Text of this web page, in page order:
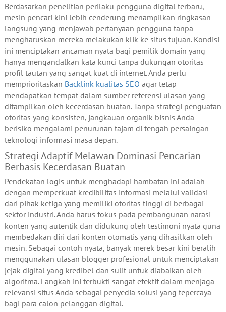
Berdasarkan penelitian perilaku pengguna digital terbaru,
mesin pencari kini lebih cenderung menampilkan ringkasan
langsung yang menjawab pertanyaan pengguna tanpa
mengharuskan mereka melakukan klik ke situs tujuan. Kondisi
ini menciptakan ancaman nyata bagi pemilik domain yang
hanya mengandalkan kata kunci tanpa dukungan otoritas
profil tautan yang sangat kuat di internet. Anda perlu
memprioritaskan Backlink kualitas SEO agar tetap
mendapatkan tempat dalam sumber referensi ulasan yang
ditampilkan oleh kecerdasan buatan. Tanpa strategi penguatan
otoritas yang konsisten, jangkauan organik bisnis Anda
berisiko mengalami penurunan tajam di tengah persaingan
teknologi informasi masa depan.
Strategi Adaptif Melawan Dominasi Pencarian
Berbasis Kecerdasan Buatan
Pendekatan logis untuk menghadapi hambatan ini adalah
dengan memperkuat kredibilitas informasi melalui validasi
dari pihak ketiga yang memiliki otoritas tinggi di berbagai
sektor industri. Anda harus fokus pada pembangunan narasi
konten yang autentik dan didukung oleh testimoni nyata guna
membedakan diri dari konten otomatis yang dihasilkan oleh
mesin. Sebagai contoh nyata, banyak merek besar kini beralih
menggunakan ulasan blogger profesional untuk menciptakan
jejak digital yang kredibel dan sulit untuk diabaikan oleh
algoritma. Langkah ini terbukti sangat efektif dalam menjaga
relevansi situs Anda sebagai penyedia solusi yang tepercaya
bagi para calon pelanggan digital.